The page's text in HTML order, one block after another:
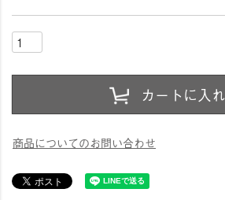
カートに入
商品についてのお問い合わせ